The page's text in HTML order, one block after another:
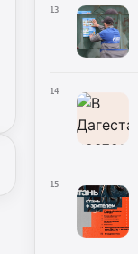
13
14
15